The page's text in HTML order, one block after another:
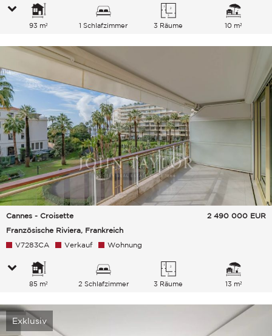
93 m² 1 Schlafzimmer 3 Räume 10 m²
Cannes - Croisette
Französische Riviera, Frankreich
2 490 000 EUR
V7283CA Verkauf Wohnung
85 m² 2 Schlafzimmer 3 Räume 13 m²
Exklusiv